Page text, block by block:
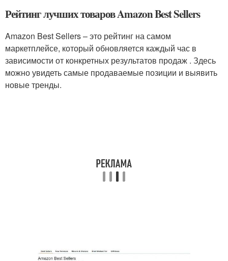
Рейтинг лучших товаров Amazon Best Sellers
Amazon Best Sellers – это рейтинг на самом
маркетплейсе, который обновляется каждый час в
зависимости от конкретных результатов продаж . Здесь
можно увидеть самые продаваемые позиции и выявить
новые тренды.